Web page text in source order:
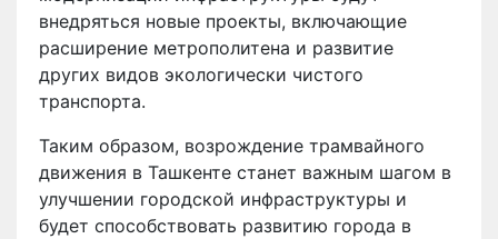
внедряться новые проекты, включающие
расширение метрополитена и развитие
других видов экологически чистого
транспорта.
Таким образом, возрождение трамвайного
движения в Ташкенте станет важным шагом в
улучшении городской инфраструктуры и
будет способствовать развитию города в